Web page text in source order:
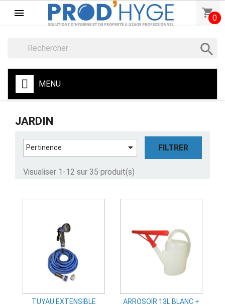
 shopping_cart0

MENU
JARDIN
Pertinence  FILTRER
Visualiser 1-12 sur 35 produit(s)
TUYAU EXTENSIBLE
ARROSOIR 13L BLANC +